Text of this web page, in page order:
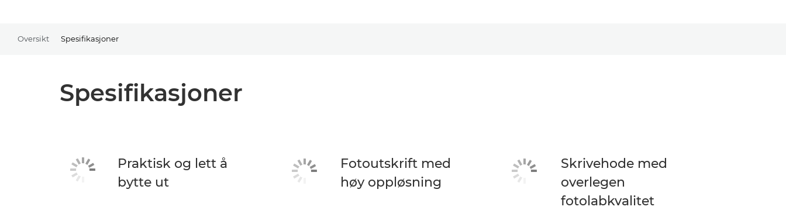
Oversikt Spesifikasjoner
Spesifikasjoner
Praktisk og lett å
bytte ut
Fotoutskrift med
høy oppløsning
Skrivehode med
overlegen
fotolabkvalitet